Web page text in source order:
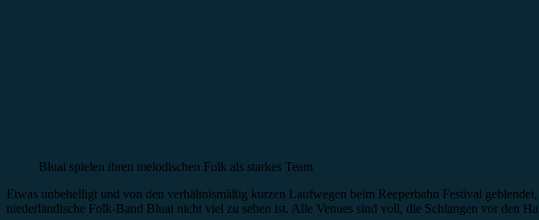
Bluai spielen ihren melodischen Folk als starkes Team
Etwas unbehelligt und von den verhältnismäßig kurzen Laufwegen beim Reeperbahn Festival
niederländische Folk-Band Bluai nicht viel zu sehen ist. Alle Venues sind voll, die Schlangen vor den